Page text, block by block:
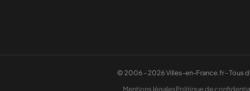
© 2006 - 2026 Villes-en-France.fr - Tous
Mentions légalesPolitique de